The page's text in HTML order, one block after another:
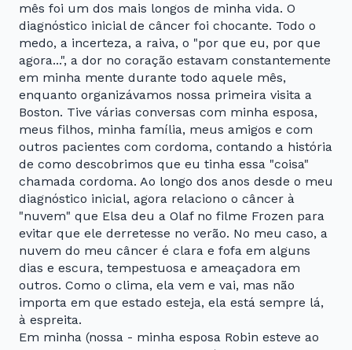
mês foi um dos mais longos de minha vida. O
diagnóstico inicial de câncer foi chocante. Todo o
medo, a incerteza, a raiva, o "por que eu, por que
agora...", a dor no coração estavam constantemente
em minha mente durante todo aquele mês,
enquanto organizávamos nossa primeira visita a
Boston. Tive várias conversas com minha esposa,
meus filhos, minha família, meus amigos e com
outros pacientes com cordoma, contando a história
de como descobrimos que eu tinha essa "coisa"
chamada cordoma. Ao longo dos anos desde o meu
diagnóstico inicial, agora relaciono o câncer à
"nuvem" que Elsa deu a Olaf no filme Frozen para
evitar que ele derretesse no verão. No meu caso, a
nuvem do meu câncer é clara e fofa em alguns
dias e escura, tempestuosa e ameaçadora em
outros. Como o clima, ela vem e vai, mas não
importa em que estado esteja, ela está sempre lá,
à espreita.
Em minha (nossa - minha esposa Robin esteve ao